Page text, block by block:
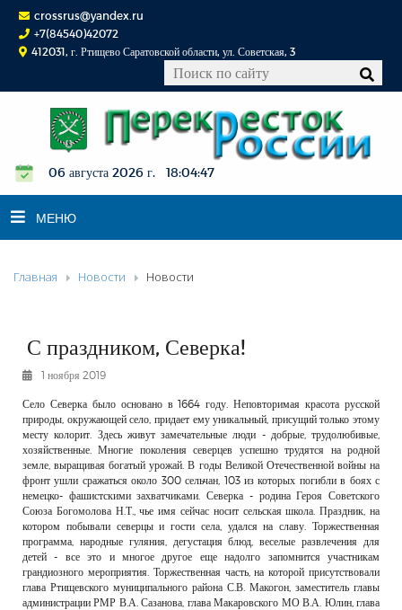
crossrus@yandex.ru
+7(84540)42072
412031, г. Ртищево Саратовской области, ул. Советская, 3
06 августа 2026 г. 18:04:47
МЕНЮ
НОВОСТИ
К СВЕДЕНИЮ
КОНКУРСЫ
РЕКЛАМОДАТЕЛЯМ
ОБЪЯВЛЕНИЯ
КОНТАКТЫ
Главная Новости Новости
С праздником, Северка!
1 ноября 2019
Село Северка было основано в 1664 году. Неповторимая красота русской
природы, окружающей село, придает ему уникальный, присущий только этому
месту колорит. Здесь живут замечательные люди - добрые, трудолюбивые,
хозяйственные. Многие поколения северцев успешно трудятся на родной
земле, выращивая богатый урожай. В годы Великой Отечественной войны на
фронт ушли сражаться около 300 сельчан, 103 из которых погибли в боях с
немецко- фашистскими захватчиками. Северка - родина Героя Советского
Союза Богомолова Н.Т., чье имя сейчас носит сельская школа. Праздник, на
котором побывали северцы и гости села, удался на славу. Торжественная
программа, народные гуляния, дегустация блюд, веселые развлечения для
детей - все это и многое другое еще надолго запомнится участникам
грандиозного мероприятия. Торжественная часть, на которой присутствовали
глава Ртищевского муниципального района С.В. Макогон, заместитель главы
администрации РМР В.А. Сазанова, глава Макаровского МО В.А. Юлин, глава